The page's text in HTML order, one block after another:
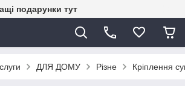
подарунки тут
ДЛЯ ДОМУ Різне Кріплення